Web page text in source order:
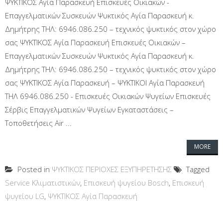
Επαγγελματικών Συσκευών Ψυκτικός Αγία Παρασκευή κ.
Δημήτρης ΤΗΛ: 6946.086.250 – τεχνικός ψυκτικός στον χώρο
σας ΨΥΚΤΙΚΟΣ Αγία Παρασκευή Επισκευές Οικιακών –
Επαγγελματικών Συσκευών Ψυκτικός Αγία Παρασκευή κ.
Δημήτρης ΤΗΛ: 6946.086.250 – τεχνικός ψυκτικός στον χώρο
σας ΨΥΚΤΙΚΟΣ Αγία Παρασκευή – ΨΥΚΤΙΚΟΙ Αγία Παρασκευή
ΤΗΛ 6946.086.250 - Επισκευές Οικιακών Ψυγείων Επισκευές
Σέρβις Επαγγελματικών Ψυγείων Εγκαταστάσεις –
Τοποθετήσεις Air ...
MORE
Posted in ΨΥΚΤΙΚΟΣ ΠΕΡΙΟΧΕΣ ΕΞΥΠΗΡΕΤΗΣΗΣ
Tagged
Service Κλιματιστικών, Επισκευή ψυγείου Bosch, Επισκευή
ψυγείου LG, ΨΥΚΤΙΚΟΣ Αγία Παρασκευή